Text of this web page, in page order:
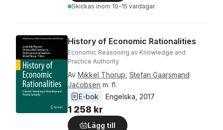
Skickas inom 10-15 vardagar
History of Economic Rationalities
Economic Reasoning as Knowledge and
Practice Authority
Av Mikkel Thorup Stefan Gaarsmand
Jacobsen m. fl.
E-bok
Engelska 2017
1 258 kr
Lägg till